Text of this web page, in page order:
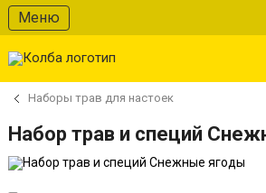
Меню
Наборы трав для настоек
Набор трав и специй